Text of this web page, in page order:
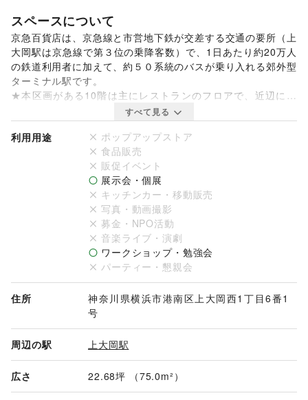
スペースについて
京急百貨店は、京急線と市営地下鉄が交差する交通の要所（上
大岡駅は京急線で第３位の乗降客数）で、1日あたり約20万人
の鉄道利用者に加えて、約５０系統のバスが乗り入れる郊外型
ターミナル駅です。
★本区画がある10階は主にレストランのフロアで、近辺には
人気のビュッフェ店舗があり、平日は近隣の方々、週末はファ
ミリー層を中心に、老若男女問わない幅広い層のお客様が日常
的に行き交います。
また当施設では催事スペースのほか、駅改札付近のデジタルサ
イネージを活用した有料広告サービスも展開しております。
来館者の目に触れやすいサイネージ広告枠を、催事とセットで
ご利用いただけます。
https://space.keikyu-depart.com/spaces/7/event
すべて見る
利用用途
ポップアップストア
食品販売
販促イベント
展示会・個展
キッチンカー・移動販売
写真・動画撮影
募金・NPO活動
音楽ライブ・演劇
ワークショップ・勉強会
パーティー・懇親会
住所
神奈川県横浜市港南区上大岡西1丁目6番1
号
周辺の駅 上大岡駅
広さ 22.68坪 （75.0m²）